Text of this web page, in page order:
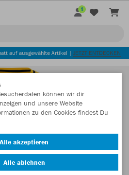
1
auf ausgewählte Artikel | JETZT ENTDECKEN
können wir dir
und unsere Website
zu den Cookies findest Du
Alle akzeptieren
Alle ablehnen